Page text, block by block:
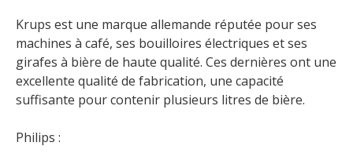
Krups est une marque allemande réputée pour ses
machines à café, ses bouilloires électriques et ses
girafes à bière de haute qualité. Ces dernières ont une
excellente qualité de fabrication, une capacité
suffisante pour contenir plusieurs litres de bière.
Philips :